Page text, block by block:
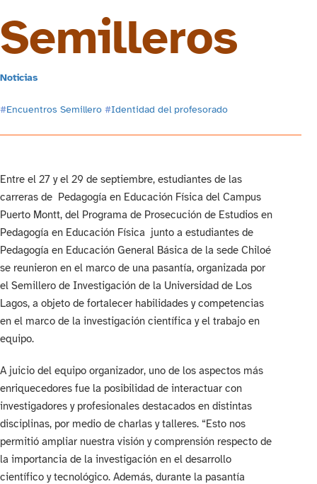
Semilleros
Noticias
#Encuentros Semillero #Identidad del profesorado
Entre el 27 y el 29 de septiembre, estudiantes de las
carreras de Pedagogía en Educación Física del Campus
Puerto Montt, del Programa de Prosecución de Estudios en
Pedagogía en Educación Física junto a estudiantes de
Pedagogía en Educación General Básica de la sede Chiloé
se reunieron en el marco de una pasantía, organizada por
el Semillero de Investigación de la Universidad de Los
Lagos, a objeto de fortalecer habilidades y competencias
en el marco de la investigación científica y el trabajo en
equipo.
A juicio del equipo organizador, uno de los aspectos más
enriquecedores fue la posibilidad de interactuar con
investigadores y profesionales destacados en distintas
disciplinas, por medio de charlas y talleres. “Esto nos
permitió ampliar nuestra visión y comprensión respecto de
la importancia de la investigación en el desarrollo
científico y tecnológico. Además, durante la pasantía